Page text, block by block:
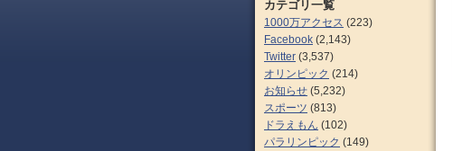
カテゴリ一覧
1000万アクセス (223)
Facebook (2,143)
Twitter (3,537)
オリンピック (214)
お知らせ (5,232)
スポーツ (813)
ドラえもん (102)
パラリンピック (149)